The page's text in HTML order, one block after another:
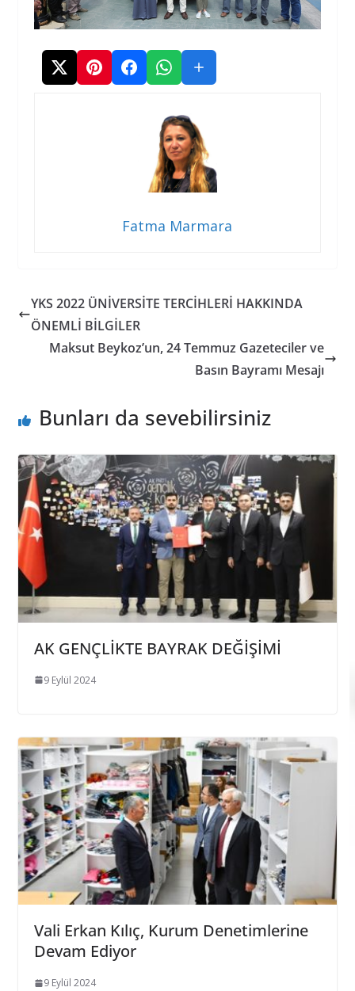
Fatma Marmara
YKS 2022 ÜNİVERSİTE TERCİHLERİ HAKKINDA
ÖNEMLİ BİLGİLER
Maksut Beykoz’un, 24 Temmuz Gazeteciler ve
Basın Bayramı Mesajı
Bunları da sevebilirsiniz
AK GENÇLİKTE BAYRAK DEĞİŞİMİ
9 Eylül 2024
Vali Erkan Kılıç, Kurum Denetimlerine
Devam Ediyor
9 Eylül 2024